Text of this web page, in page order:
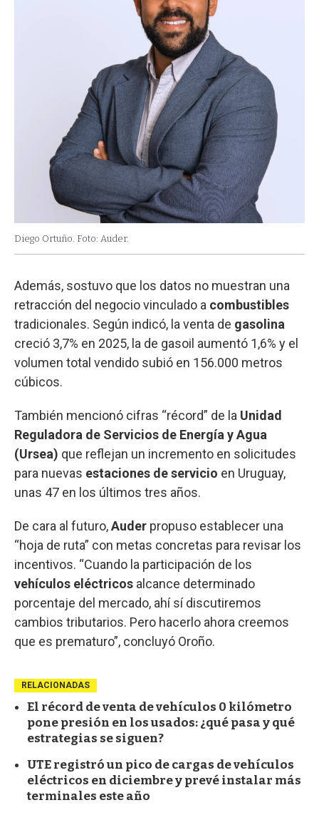
Diego Ortuño. Foto: Auder.
Además, sostuvo que los datos no muestran una
retracción del negocio vinculado a combustibles
tradicionales. Según indicó, la venta de gasolina
creció 3,7% en 2025, la de gasoil aumentó 1,6% y el
volumen total vendido subió en 156.000 metros
cúbicos.
También mencionó cifras “récord” de la Unidad
Reguladora de Servicios de Energía y Agua
(Ursea) que reflejan un incremento en solicitudes
para nuevas estaciones de servicio en Uruguay,
unas 47 en los últimos tres años.
De cara al futuro,Auder propuso establecer una
“hoja de ruta” con metas concretas para revisar los
incentivos. “Cuando la participación de los
vehículos eléctricos alcance determinado
porcentaje del mercado, ahí sí discutiremos
cambios tributarios. Pero hacerlo ahora creemos
que es prematuro”, concluyó Oroño.
RELACIONADAS
El récord de venta de vehículos 0 kilómetro
pone presión en los usados: ¿qué pasa y qué
estrategias se siguen?
UTE registró un pico de cargas de vehículos
eléctricos en diciembre y prevé instalar más
terminales este año